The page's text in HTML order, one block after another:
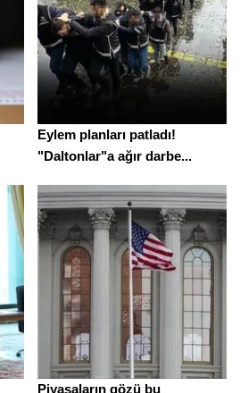
Eylem planları patladı!
"Daltonlar"a ağır darbe...
Piyasaların gözü bu